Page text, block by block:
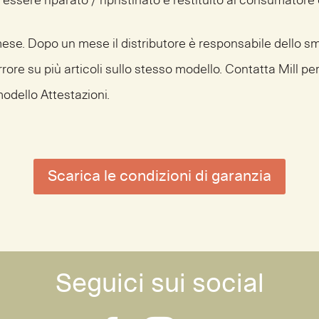
Dopo un mese il distributore è responsabile dello
su più articoli sullo stesso modello. Contatta Mill
Attestazioni.
Scarica le condizioni di garanzia
Seguici sui social